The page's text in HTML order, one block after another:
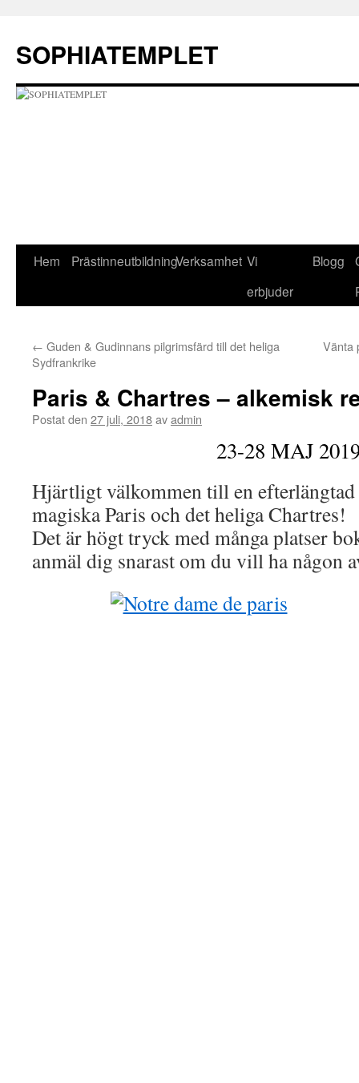
innehåll
SOPHIATEMPLET
Hem PrästinneutbildningVerksamhet Vi
erbjuder
Blogg
← Guden & Gudinnans pilgrimsfärd till det heliga
Sydfrankrike
Vänta
Paris & Chartres – alkemisk
Postat den 27 juli, 2018avadmin
23-28 MAJ
Hjärtligt välkommen till en
magiska Paris och det heliga Chartres!
Det är högt tryck med många platser
anmäl dig snarast om du vill ha någon